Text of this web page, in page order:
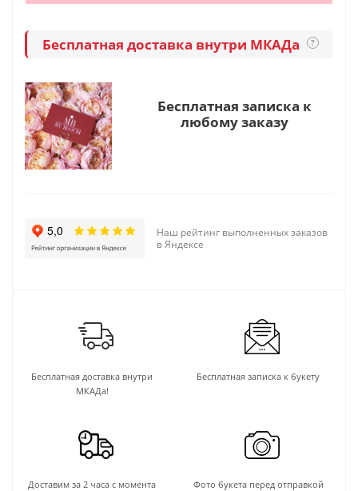
Бесплатная доставка внутри МКАДа ?
Бесплатная записка к
любому заказу
Наш рейтинг выполненных заказов
в Яндексе
Бесплатная доставка внутри
МКАДа!
Бесплатная записка к букету
Доставим за 2 часа с момента
Фото букета перед отправкой